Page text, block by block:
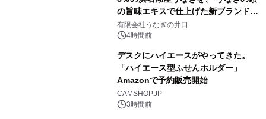
の旨味エキスで仕上げた新ブランド
「井口の誉」誕生
有限会社うなぎの井口
4時間前
デスクにハイエースがやってきた。
「ハイエース型ふせんホルダー」
Amazonで予約販売開始
CAMSHOP.JP
3時間前